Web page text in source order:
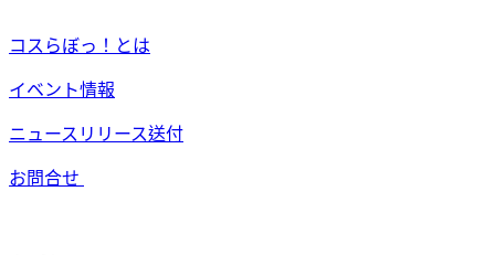
コスらぼっ！とは
イベント情報
ニュースリリース送付
お問合せ